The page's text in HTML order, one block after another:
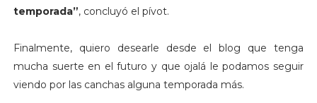
temporada”, concluyó el pívot.
Finalmente, quiero desearle desde el blog que tenga
mucha suerte en el futuro y que ojalá le podamos seguir
viendo por las canchas alguna temporada más.